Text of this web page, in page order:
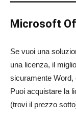
Microsoft
Se vuoi una
una licenza, il
sicuramente Word,
Puoi acquistare la
(trovi il prezzo